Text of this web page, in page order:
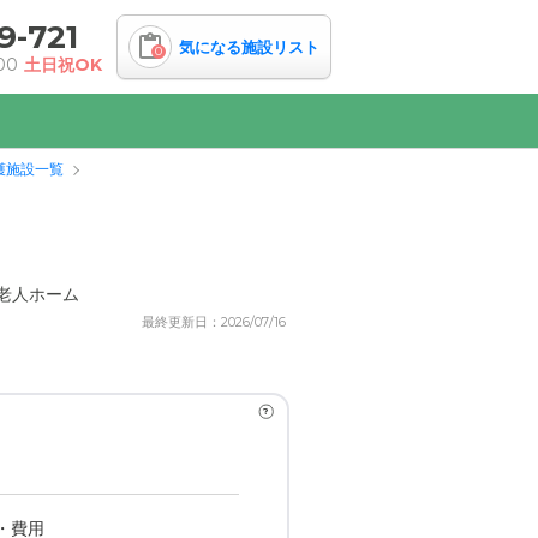
721
土日祝OK
0 気になる施設リスト
施設一覧
人ホーム
最終更新日：2026/07/16
?
費用